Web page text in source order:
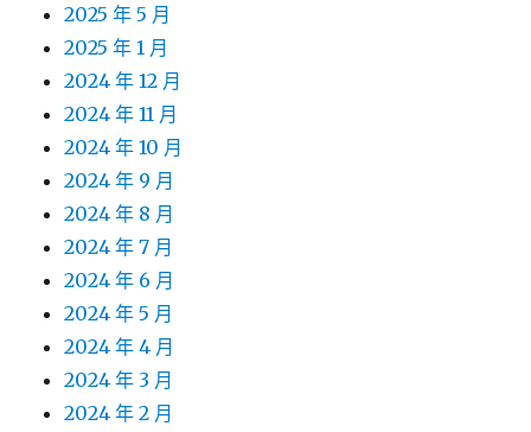
2025 年 5 月
2025 年 1 月
2024 年 12 月
2024 年 11 月
2024 年 10 月
2024 年 9 月
2024 年 8 月
2024 年 7 月
2024 年 6 月
2024 年 5 月
2024 年 4 月
2024 年 3 月
2024 年 2 月